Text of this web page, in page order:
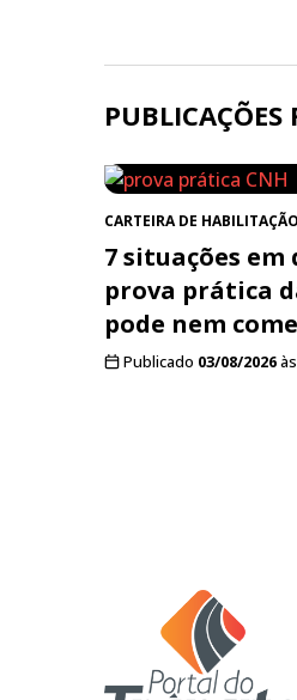
PUBLICAÇÕES
CARTEIRA DE
7 situações em
prova prática
pode nem
Publicado 03/08/2026às